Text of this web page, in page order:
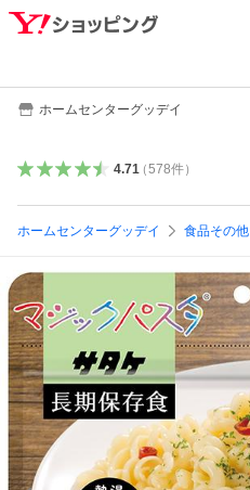
ホームセンターグッデイ
4.71（578件）
ホームセンターグッデイ 食品その他